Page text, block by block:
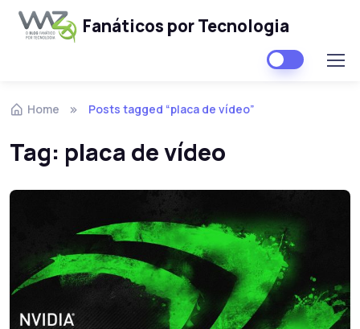
Fanáticos por Tecnologia
Home Posts tagged “placa de vídeo”
Tag: placa de vídeo